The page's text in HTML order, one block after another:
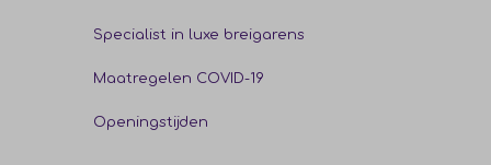
Specialist in luxe breigarens
Maatregelen COVID-19
Openingstijden